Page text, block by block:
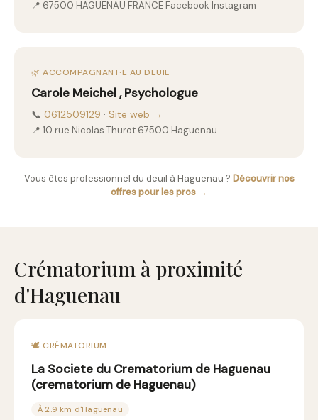
📍 67500 HAGUENAU FRANCE Facebook Instagram
🌿 ACCOMPAGNANT·E AU DEUIL
Carole Meichel , Psychologue
📞 0612509129 · Site web →
📍 10 rue Nicolas Thurot 67500 Haguenau
Vous êtes professionnel du deuil à Haguenau ? Découvrir nos
offres pour les pros →
Crématorium à proximité
d'Haguenau
🕊️ CRÉMATORIUM
La Societe du Crematorium de Haguenau
(crematorium de Haguenau)
À 2.9 km d'Haguenau